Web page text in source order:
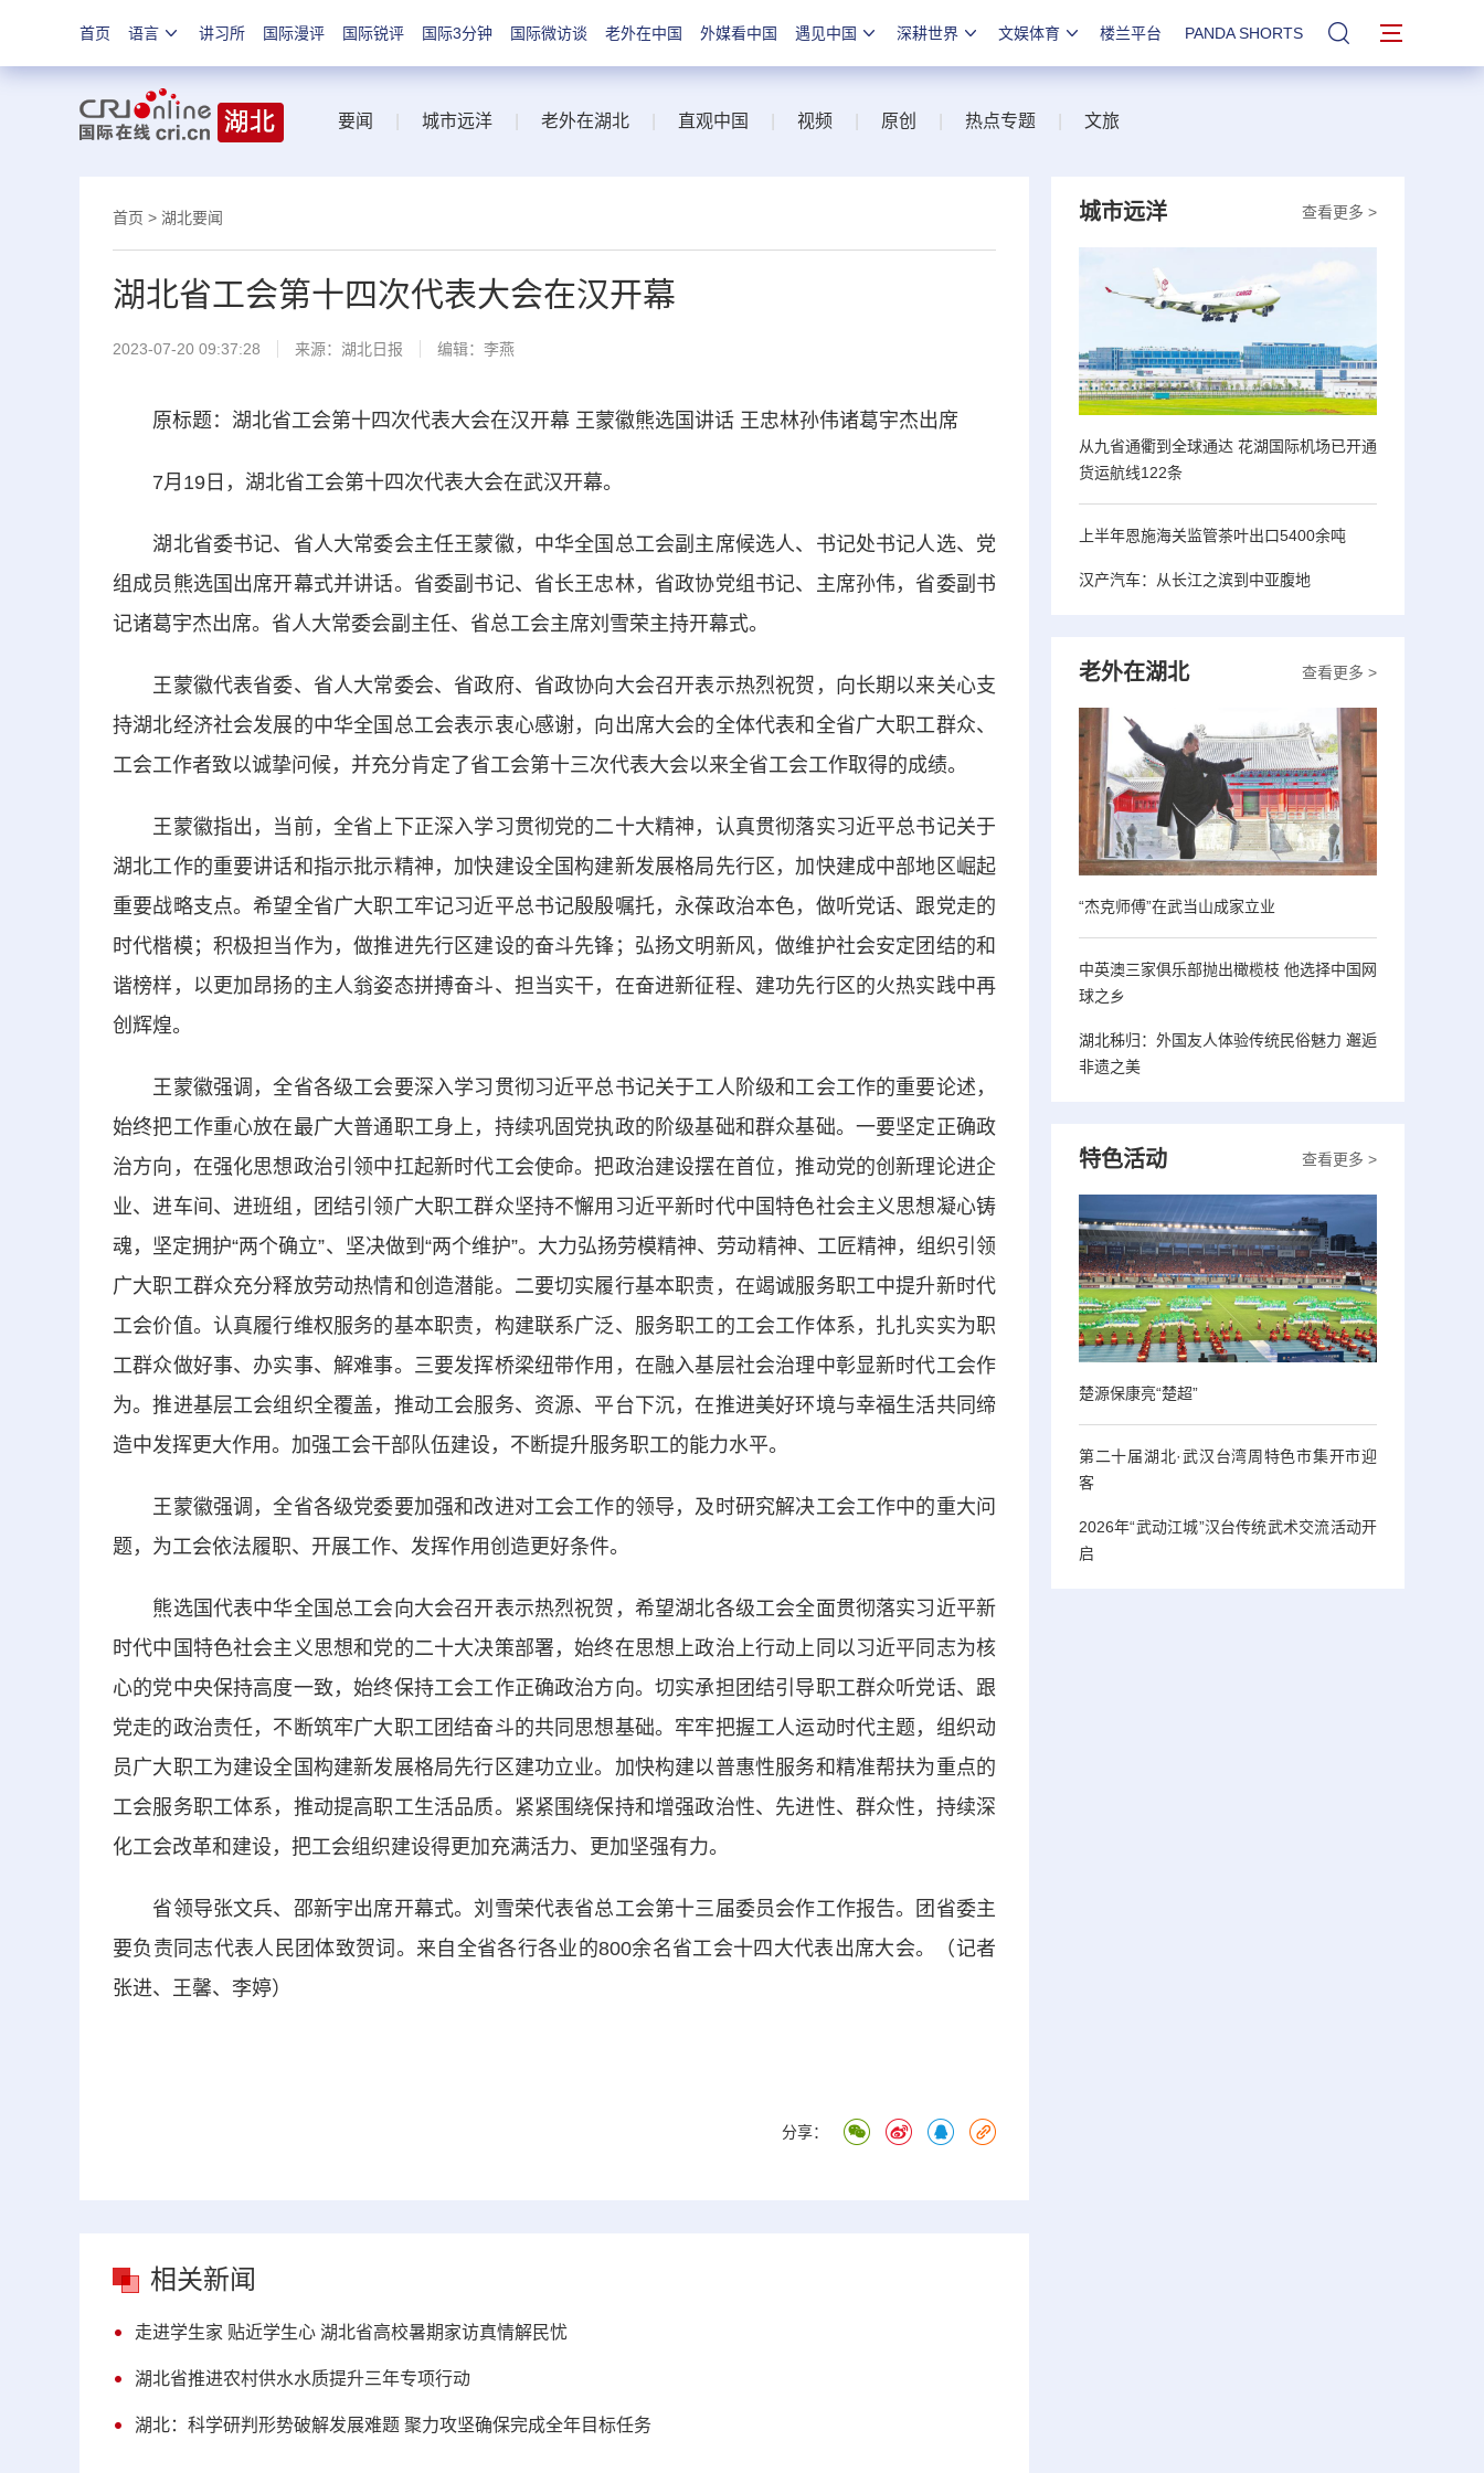
首页 语言 讲习所 国际漫评 国际锐评 国际3分钟 国际微访谈 老外在中国 外媒看中国 遇见中国 深耕世界 文娱体育 楼兰平台 PANDA SHORTS 站内搜索
要闻 城市远洋 老外在湖北 直观中国 视频 原创 热点专题 文旅
首页 > 湖北要闻
湖北省工会第十四次代表大会在汉开幕
2023-07-20 09:37:28 来源： 湖北日报 编辑：李燕
原标题：湖北省工会第十四次代表大会在汉开幕 王蒙徽熊选国讲话 王忠林孙伟诸葛宇杰出席
7月19日，湖北省工会第十四次代表大会在武汉开幕。
湖北省委书记、省人大常委会主任王蒙徽，中华全国总工会副主席候选人、书记处书记人选、党
组成员熊选国出席开幕式并讲话。省委副书记、省长王忠林，省政协党组书记、主席孙伟，省委副书
记诸葛宇杰出席。省人大常委会副主任、省总工会主席刘雪荣主持开幕式。
王蒙徽代表省委、省人大常委会、省政府、省政协向大会召开表示热烈祝贺，向长期以来关心支
持湖北经济社会发展的中华全国总工会表示衷心感谢，向出席大会的全体代表和全省广大职工群众、
工会工作者致以诚挚问候，并充分肯定了省工会第十三次代表大会以来全省工会工作取得的成绩。
王蒙徽指出，当前，全省上下正深入学习贯彻党的二十大精神，认真贯彻落实习近平总书记关于
湖北工作的重要讲话和指示批示精神，加快建设全国构建新发展格局先行区，加快建成中部地区崛起
重要战略支点。希望全省广大职工牢记习近平总书记殷殷嘱托，永葆政治本色，做听党话、跟党走的
时代楷模；积极担当作为，做推进先行区建设的奋斗先锋；弘扬文明新风，做维护社会安定团结的和
谐榜样，以更加昂扬的主人翁姿态拼搏奋斗、担当实干，在奋进新征程、建功先行区的火热实践中再
创辉煌。
王蒙徽强调，全省各级工会要深入学习贯彻习近平总书记关于工人阶级和工会工作的重要论述，
始终把工作重心放在最广大普通职工身上，持续巩固党执政的阶级基础和群众基础。一要坚定正确政
治方向，在强化思想政治引领中扛起新时代工会使命。把政治建设摆在首位，推动党的创新理论进企
业、进车间、进班组，团结引领广大职工群众坚持不懈用习近平新时代中国特色社会主义思想凝心铸
魂，坚定拥护“两个确立”、坚决做到“两个维护”。大力弘扬劳模精神、劳动精神、工匠精神，组织引领
广大职工群众充分释放劳动热情和创造潜能。二要切实履行基本职责，在竭诚服务职工中提升新时代
工会价值。认真履行维权服务的基本职责，构建联系广泛、服务职工的工会工作体系，扎扎实实为职
工群众做好事、办实事、解难事。三要发挥桥梁纽带作用，在融入基层社会治理中彰显新时代工会作
为。推进基层工会组织全覆盖，推动工会服务、资源、平台下沉，在推进美好环境与幸福生活共同缔
造中发挥更大作用。加强工会干部队伍建设，不断提升服务职工的能力水平。
王蒙徽强调，全省各级党委要加强和改进对工会工作的领导，及时研究解决工会工作中的重大问
题，为工会依法履职、开展工作、发挥作用创造更好条件。
熊选国代表中华全国总工会向大会召开表示热烈祝贺，希望湖北各级工会全面贯彻落实习近平新
时代中国特色社会主义思想和党的二十大决策部署，始终在思想上政治上行动上同以习近平同志为核
心的党中央保持高度一致，始终保持工会工作正确政治方向。切实承担团结引导职工群众听党话、跟
党走的政治责任，不断筑牢广大职工团结奋斗的共同思想基础。牢牢把握工人运动时代主题，组织动
员广大职工为建设全国构建新发展格局先行区建功立业。加快构建以普惠性服务和精准帮扶为重点的
工会服务职工体系，推动提高职工生活品质。紧紧围绕保持和增强政治性、先进性、群众性，持续深
化工会改革和建设，把工会组织建设得更加充满活力、更加坚强有力。
省领导张文兵、邵新宇出席开幕式。刘雪荣代表省总工会第十三届委员会作工作报告。团省委主
要负责同志代表人民团体致贺词。来自全省各行各业的800余名省工会十四大代表出席大会。（记者
张进、王馨、李婷）
分享：
相关新闻
走进学生家 贴近学生心 湖北省高校暑期家访真情解民忧
湖北省推进农村供水水质提升三年专项行动
湖北：科学研判形势破解发展难题 聚力攻坚确保完成全年目标任务
查看更多 >
城市远洋
从九省通衢到全球通达 花湖国际机场已开通
货运航线122条
上半年恩施海关监管茶叶出口5400余吨
汉产汽车：从长江之滨到中亚腹地
查看更多 >
老外在湖北
“杰克师傅”在武当山成家立业
中英澳三家俱乐部抛出橄榄枝 他选择中国网
球之乡
湖北秭归：外国友人体验传统民俗魅力 邂逅
非遗之美
查看更多 >
特色活动
楚源保康亮“楚超”
第二十届湖北·武汉台湾周特色市集开市迎
客
2026年“武动江城”汉台传统武术交流活动开
启